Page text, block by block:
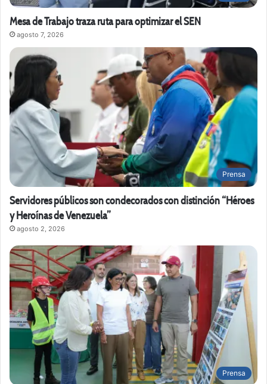
Mesa de Trabajo traza ruta para optimizar el SEN
agosto 7, 2026
Prensa
Servidores públicos son condecorados con distinción “Héroes
y Heroínas de Venezuela”
agosto 2, 2026
Prensa